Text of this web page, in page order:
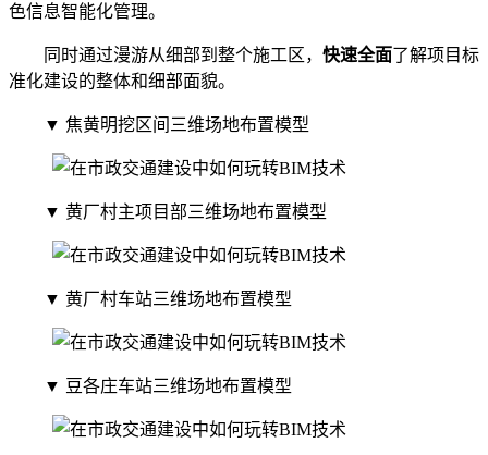
色信息智能化管理。
同时通过漫游从细部到整个施工区， 快速全面了解项目标
准化建设的整体和细部面貌。
▼ 焦黄明挖区间三维场地布置模型
▼ 黄厂村主项目部三维场地布置模型
▼ 黄厂村车站三维场地布置模型
▼ 豆各庄车站三维场地布置模型